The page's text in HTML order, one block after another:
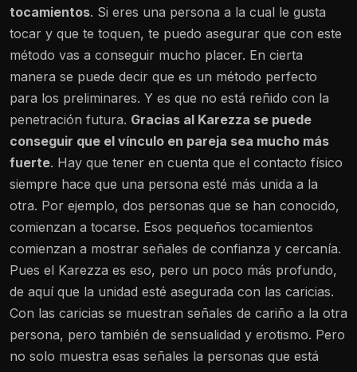
tocamientos. Si eres una persona a la cual le gusta
tocar y que te toquen, te puedo asegurar que con este
método vas a conseguir mucho placer. En cierta
manera se puede decir que es un método perfecto
para los preliminares. Y es que no está reñido con la
penetración futura. Gracias al Karezza se puede
conseguir que el vínculo en pareja sea mucho más
fuerte. Hay que tener en cuenta que el contacto físico
siempre hace que una persona esté más unida a la
otra. Por ejemplo, dos personas que se han conocido,
comienzan a tocarse. Esos pequeños tocamientos
comienzan a mostrar señales de confianza y cercanía.
Pues el Karezza es eso, pero un poco más profundo,
de aquí que la unidad esté asegurada con las caricias.
Con las caricias se muestran señales de cariño a la otra
persona, pero también de sensualidad y erotismo. Pero
no solo muestra esas señales la personas que está